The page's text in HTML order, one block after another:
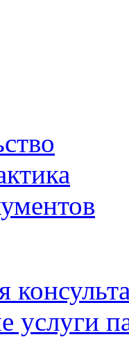
услуги